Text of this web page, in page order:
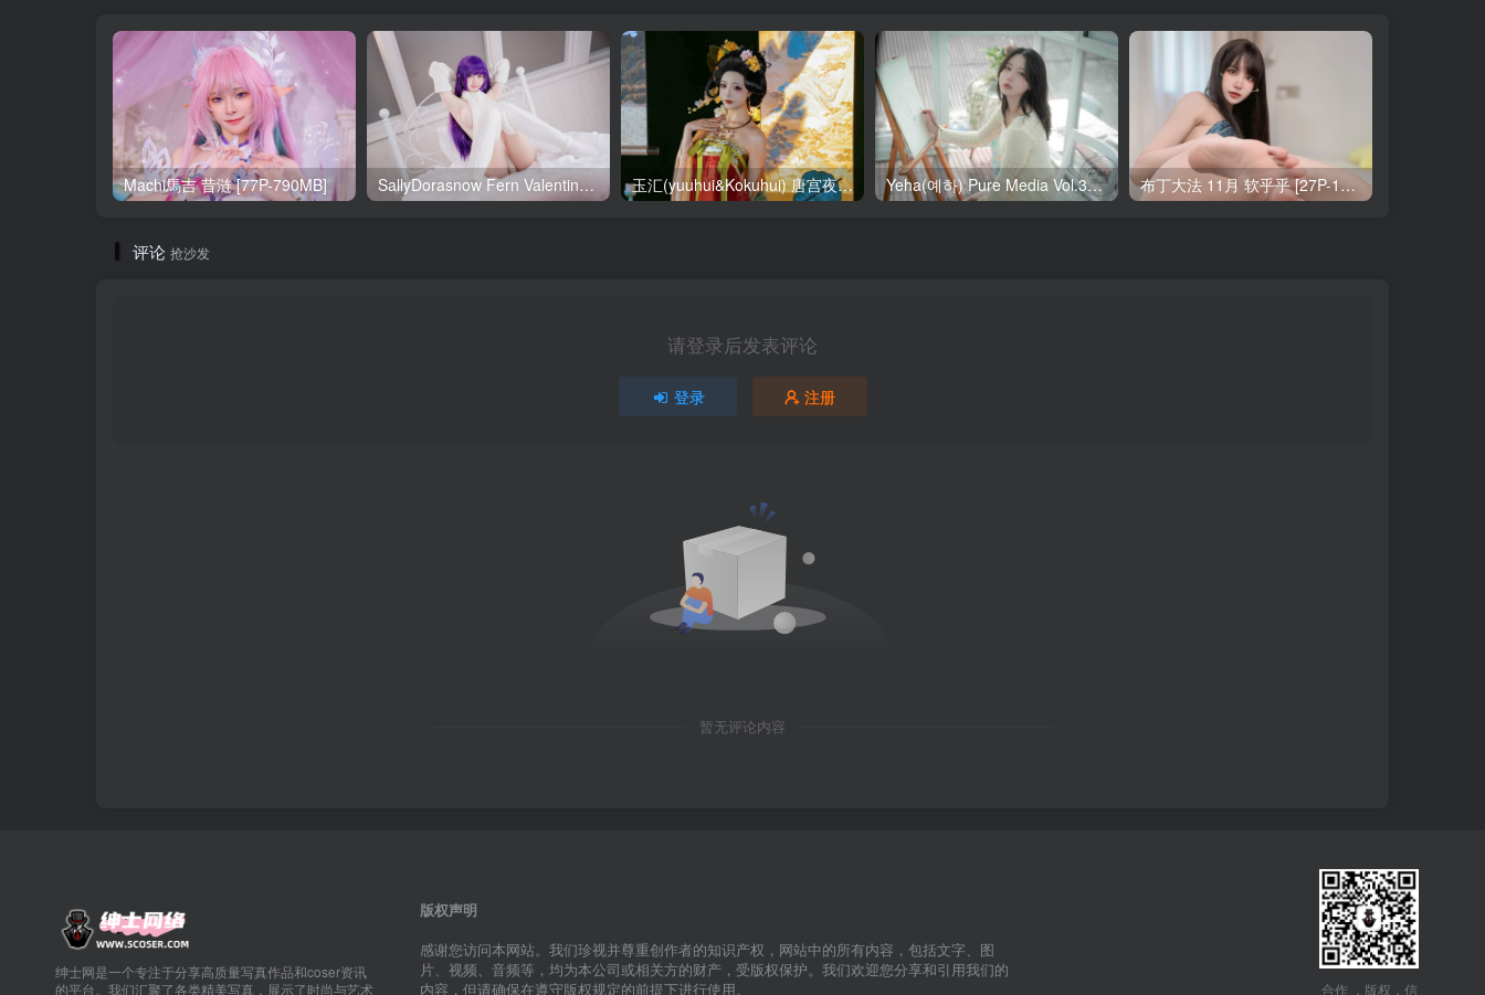
Machi馬吉 昔涟 [77P-790MB] SallyDorasnow Fern Valentine [50P-353MB] 玉汇(yuuhui&Kokuhui) 唐宫夜宴 [136P-1.47GB] Yeha(예하) Pure Media Vol.321 Your Majesty [119P-145MB] 布丁大法 11月 软乎乎 [27P-1V-121MB]
评论 抢沙发
请登录后发表评论
登录 注册
暂无评论内容
绅士网是一个专注于分享高质量写真作品和coser资讯
的平台。我们汇聚了各类精美写真，展示了时尚与艺术
版权声明
感谢您访问本网站。我们珍视并尊重创作者的知识产权，网站中的所有内容，包括文字、图
片、视频、音频等，均为本公司或相关方的财产，受版权保护。我们欢迎您分享和引用我们的
内容，但请确保在遵守版权规定的前提下进行使用。
合作 ，版权，信